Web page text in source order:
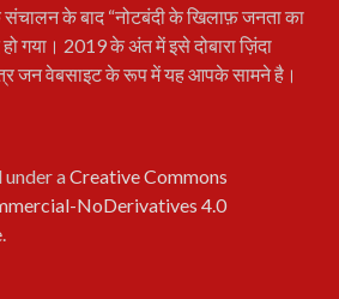
के बाद “नोटबंदी के खिलाफ़ जनता का
गया। 2019 के अंत में इसे दोबारा ज़िंदा
जन वेबसाइट के रूप में यह आपके सामने है।
aCreative Commons
NoDerivatives 4.0
.